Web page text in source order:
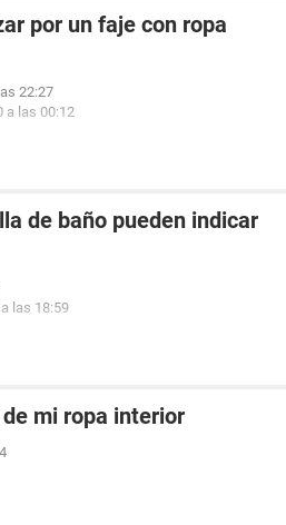
por un faje con ropa
22:27
a las 00:12
de baño pueden indicar
las 18:59
mi ropa interior